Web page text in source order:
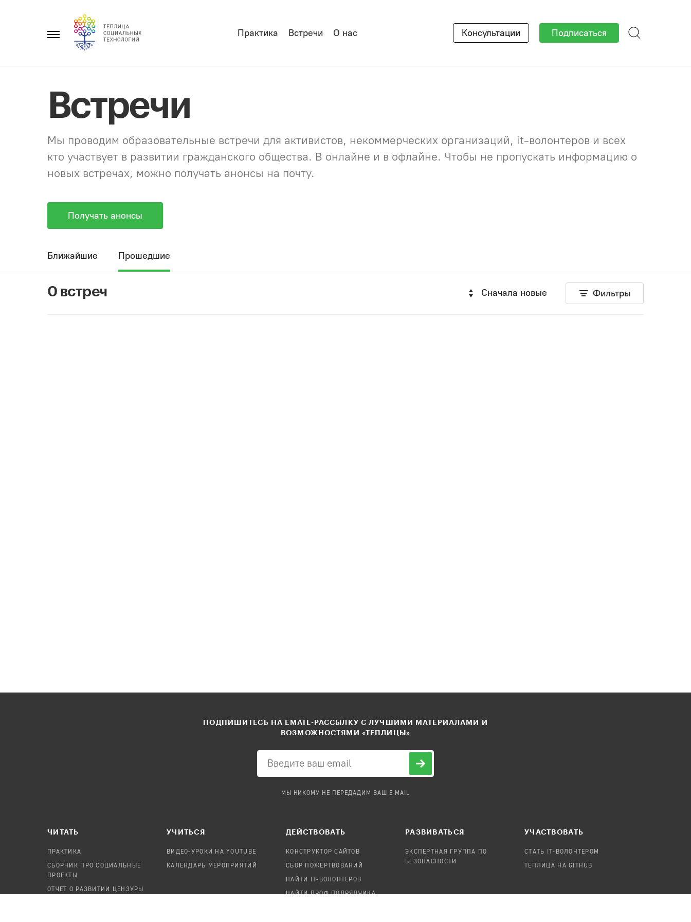
Главное
Практика Встречи О нас Консультации Подписаться
Встречи
Мы проводим образовательные встречи для активистов, некоммерческих организаций, it-волонтеров и всех
кто участвует в развитии гражданского общества. В онлайне и в офлайне. Чтобы не пропускать информацию о
новых встречах, можно получать анонсы на почту.
Получать анонсы
Ближайшие Прошедшие
0 встреч Сначала новые Фильтры
ПОДПИШИТЕСЬ НА EMAIL-РАССЫЛКУ С ЛУЧШИМИ МАТЕРИАЛАМИ И
ВОЗМОЖНОСТЯМИ «ТЕПЛИЦЫ»
МЫ НИКОМУ НЕ ПЕРЕДАДИМ ВАШ E-MAIL
ЧИТАТЬ
ПРАКТИКА
СБОРНИК ПРО СОЦИАЛЬНЫЕ
ПРОЕКТЫ
ОТЧЕТ О РАЗВИТИИ ЦЕНЗУРЫ
УЧИТЬСЯ
ВИДЕО-УРОКИ НА YOUTUBE
КАЛЕНДАРЬ МЕРОПРИЯТИЙ
ДЕЙСТВОВАТЬ
КОНСТРУКТОР САЙТОВ
СБОР ПОЖЕРТВОВАНИЙ
НАЙТИ IT-ВОЛОНТЕРОВ
НАЙТИ ПРОФ.ПОДРЯДЧИКА
РАЗВИВАТЬСЯ
ЭКСПЕРТНАЯ ГРУППА ПО
БЕЗОПАСНОСТИ
УЧАСТВОВАТЬ
СТАТЬ IT-ВОЛОНТЕРОМ
ТЕПЛИЦА НА GITHUB